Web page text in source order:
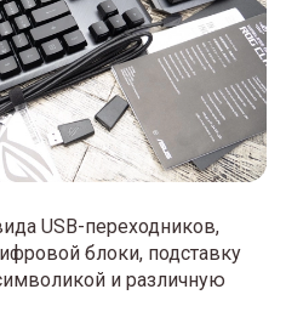
USB-переходников,
блоки, подставку
и различную